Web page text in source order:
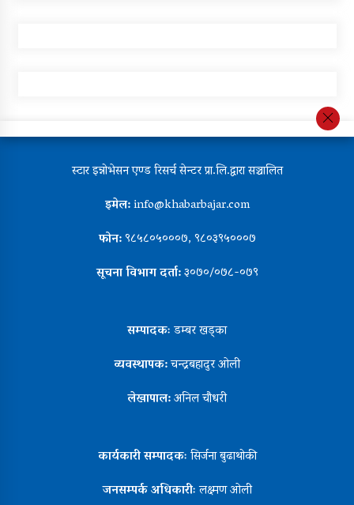
स्टार इन्नोभेसन एण्ड रिसर्च सेन्टर प्रा.लि.द्वारा सञ्चालित
इमेल:info@khabarbajar.com
फोन:९८५८०५०००७, ९८०३९५०००७
सूचना विभाग दर्ता:३०७०/०७८-०७९
सम्पादकःडम्बर खड्का
व्यवस्थापक:चन्द्रबहादुर ओली
लेखापाल:अनिल चौधरी
कार्यकारी सम्पादकःसिर्जना बुढाथोकी
जनसम्पर्क अधिकारीःलक्ष्मण ओली